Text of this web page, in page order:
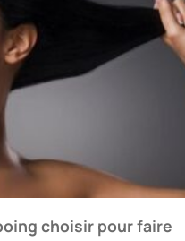
choisir pour faire